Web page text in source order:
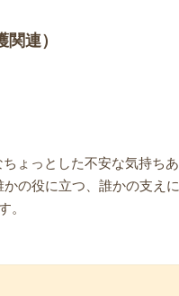
連）
ょっとした不安な気持ちあ
の役に立つ、誰かの支えに
。